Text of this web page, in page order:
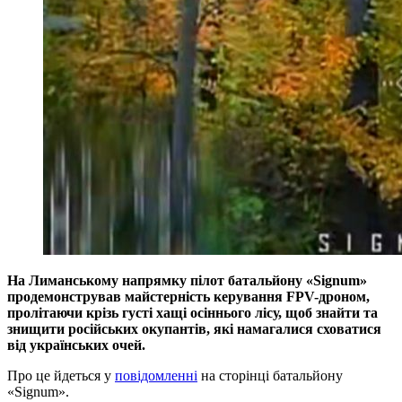
На Лиманському напрямку пілот батальйону «Signum»
продемонстрував майстерність керування FPV-дроном,
пролітаючи крізь густі хащі осіннього лісу, щоб знайти та
знищити російських окупантів, які намагалися сховатися
від українських очей.
Про це йдеться у повідомленні на сторінці батальйону
«Signum».